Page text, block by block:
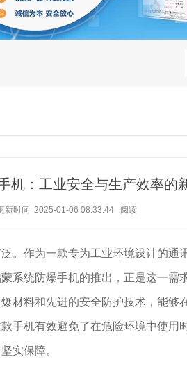
机：工业安全与生产效率的
新时间 2025-01-06 08:33:44 阅读
。作为一款专为工业环境设计的
系统防爆手机的推出，正是这一需
材料和先进的安全防护技术，能够
手机有效避免了在危险环境中使用
实保障。